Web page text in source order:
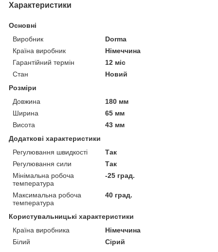
Характеристики
Основні
Виробник
Dorma
Країна виробник
Німеччина
Гарантійний термін
12 міс
Стан
Новий
Розміри
Довжина
180 мм
Ширина
65 мм
Висота
43 мм
Додаткові характеристики
Регулювання швидкості
Так
Регулювання сили
Так
Мінімальна робоча
температура
-25 град.
Максимальна робоча
температура
40 град.
Користувальницькі характеристики
Країна виробника
Німеччина
Білий
Сірий